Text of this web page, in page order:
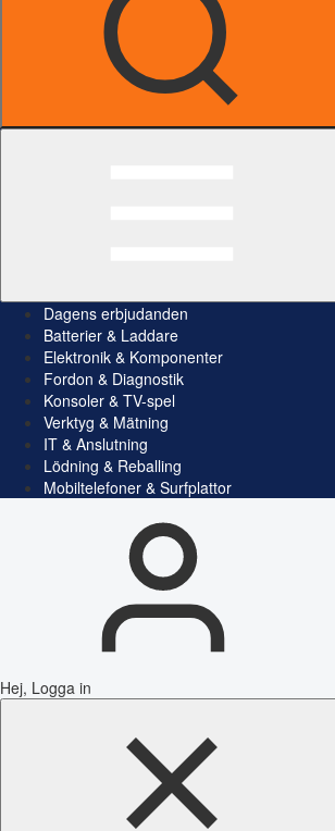
Dagens erbjudanden
Batterier & Laddare
Elektronik & Komponenter
Fordon & Diagnostik
Konsoler & TV-spel
Verktyg & Mätning
IT & Anslutning
Lödning & Reballing
Mobiltelefoner & Surfplattor
Hej, Logga in